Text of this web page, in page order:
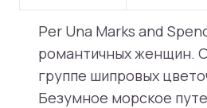
Per Una Marks and
романтичных женщин.
группе шипровых
Безумное морское